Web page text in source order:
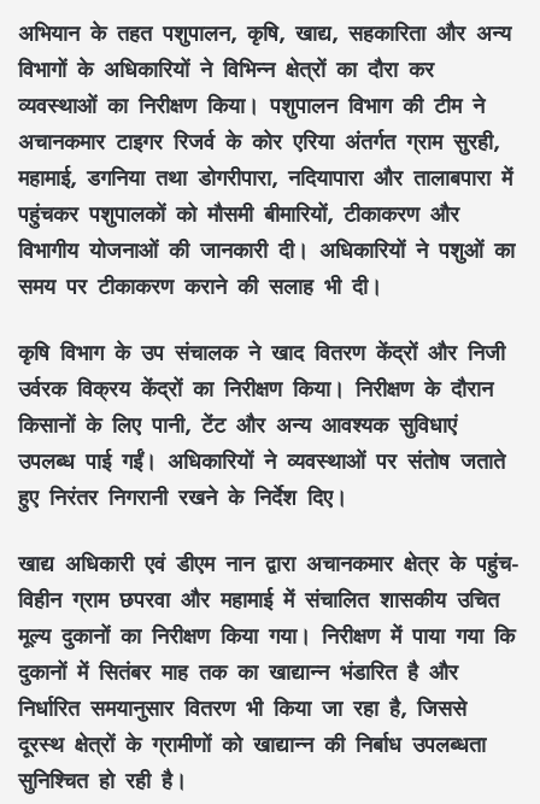
अभियान के तहत पशुपालन, कृषि, खाद्य, सहकारिता और अन्य
विभागों के अधिकारियों ने विभिन्न क्षेत्रों का दौरा कर
व्यवस्थाओं का निरीक्षण किया। पशुपालन विभाग की टीम ने
अचानकमार टाइगर रिजर्व के कोर एरिया अंतर्गत ग्राम सुरही,
महामाई, डगनिया तथा डोगरीपारा, नदियापारा और तालाबपारा में
पहुंचकर पशुपालकों को मौसमी बीमारियों, टीकाकरण और
विभागीय योजनाओं की जानकारी दी। अधिकारियों ने पशुओं का
समय पर टीकाकरण कराने की सलाह भी दी।
कृषि विभाग के उप संचालक ने खाद वितरण केंद्रों और निजी
उर्वरक विक्रय केंद्रों का निरीक्षण किया। निरीक्षण के दौरान
किसानों के लिए पानी, टेंट और अन्य आवश्यक सुविधाएं
उपलब्ध पाई गईं। अधिकारियों ने व्यवस्थाओं पर संतोष जताते
हुए निरंतर निगरानी रखने के निर्देश दिए।
खाद्य अधिकारी एवं डीएम नान द्वारा अचानकमार क्षेत्र के पहुंच-
विहीन ग्राम छपरवा और महामाई में संचालित शासकीय उचित
मूल्य दुकानों का निरीक्षण किया गया। निरीक्षण में पाया गया कि
दुकानों में सितंबर माह तक का खाद्यान्न भंडारित है और
निर्धारित समयानुसार वितरण भी किया जा रहा है, जिससे
दूरस्थ क्षेत्रों के ग्रामीणों को खाद्यान्न की निर्बाध उपलब्धता
सुनिश्चित हो रही है।